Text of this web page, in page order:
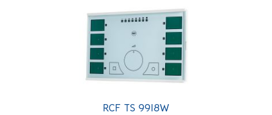
RCF TS 9918W